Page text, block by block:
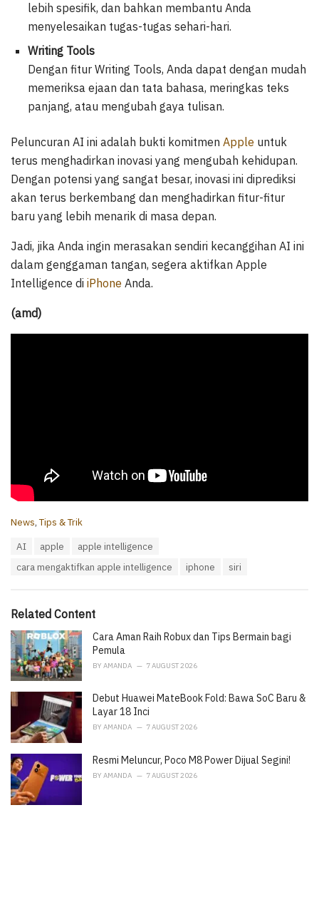
lebih spesifik, dan bahkan membantu Anda
menyelesaikan tugas-tugas sehari-hari.
Writing Tools
Dengan fitur Writing Tools, Anda dapat dengan mudah
memeriksa ejaan dan tata bahasa, meringkas teks
panjang, atau mengubah gaya tulisan.
Peluncuran AI ini adalah bukti komitmen Apple untuk
terus menghadirkan inovasi yang mengubah kehidupan.
Dengan potensi yang sangat besar, inovasi ini diprediksi
akan terus berkembang dan menghadirkan fitur-fitur
baru yang lebih menarik di masa depan.
Jadi, jika Anda ingin merasakan sendiri kecanggihan AI ini
dalam genggaman tangan, segera aktifkan Apple
Intelligence di iPhone Anda.
(amd)
C
i
s
:
News,Tips & Trik
AI apple
apple intelligence
cara mengaktifkan apple intelligence
iphone siri
Related Content
Cara Aman Raih Robux dan Tips Bermain bagi
Pemula
BY AMANDA 7 AUGUST 2026
Debut Huawei MateBook Fold: Bawa SoC Baru &
Layar 18 Inci
BY AMANDA 7 AUGUST 2026
Resmi Meluncur, Poco M8 Power Dijual Segini!
BY AMANDA 7 AUGUST 2026